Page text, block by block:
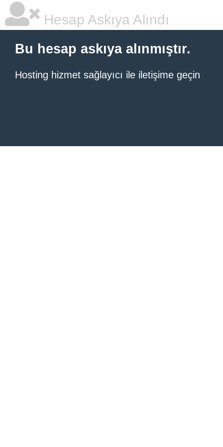
Hesap Askıya Alındı
Bu hesap askıya alınmıştır.
Hosting hizmet sağlayıcı ile iletişime geçin